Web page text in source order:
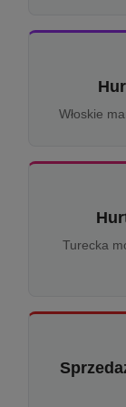
Włoskie
Turecka